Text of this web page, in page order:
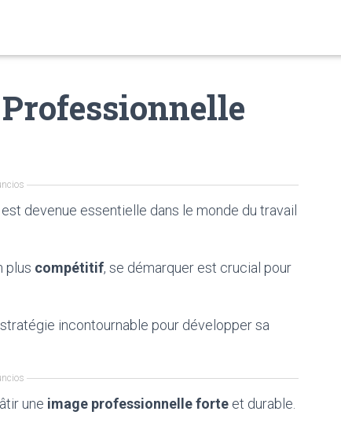
est devenue essentielle dans le monde du travail
plus compétitif, se démarquer est crucial pour
incontournable pour développer sa
une image professionnelle forte et durable.